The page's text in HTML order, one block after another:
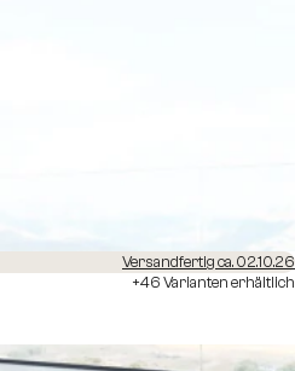
Versandfertig ca. 02.10.26
+46 Varianten erhältlich